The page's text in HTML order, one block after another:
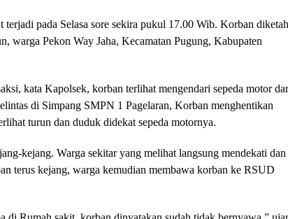
pada Selasa sore sekira pukul 17.00 Wib. Korban
warga Pekon Way Jaha, Kecamatan Pugung, Kabupaten
kata Kapolsek, korban terlihat mengendari sepeda motor
di Simpang SMPN 1 Pagelaran, Korban menghentikan
turun dan duduk didekat sepeda motornya.
kejang. Warga sekitar yang melihat langsung mendekati dan
terus kejang, warga kemudian membawa korban ke RSUD